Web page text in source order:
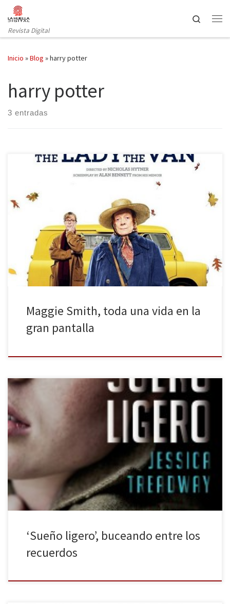
Saltar al contenido
Revista Digital
Search
Inicio »Blog »harry potter
harry potter
3 entradas
El pasado 15 de abril tuvo lugar el estreno de la comedia
dramática The lady in the van, protagonizada por la maravillosa
Maggie Smith y dirigida por Nicholas Hytner. La actriz británica da
vida a la señora Sheperd, una mujer peculiar que decide
estacionar su furgoneta en la entrada de la […]
Maggie Smith, toda una vida en la
gran pantalla
Reservoir Books, a través de su colección Roja y Negra, nos trae
Sueño ligero, un thriller literario que consigue atraparnos por
completo, convirtiendo cada capítulo en una adicción. Hanna
Schutt y su marido Joe sufren una brutal agresión en su casa. Los
asaltantes golpean al padre de familia con un […]
‘Sueño ligero’, buceando entre los
recuerdos